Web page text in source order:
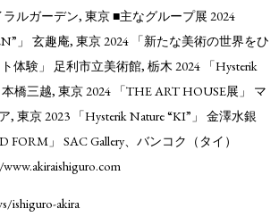
ラルガーデン, 東京 ■主なグループ展 2024
」 玄趣庵, 東京 2024 「新たな美術の世界をひ
体験」 足利市立美術館, 栃木 2024 「Hysterik
橋三越, 東京 2024 「THE ART HOUSE展」 マ
, 東京 2023 「Hysterik Nature “KI”」 金澤水銀
FORM」 SAC Gallery、バンコク（タイ）
ishiguro-akira